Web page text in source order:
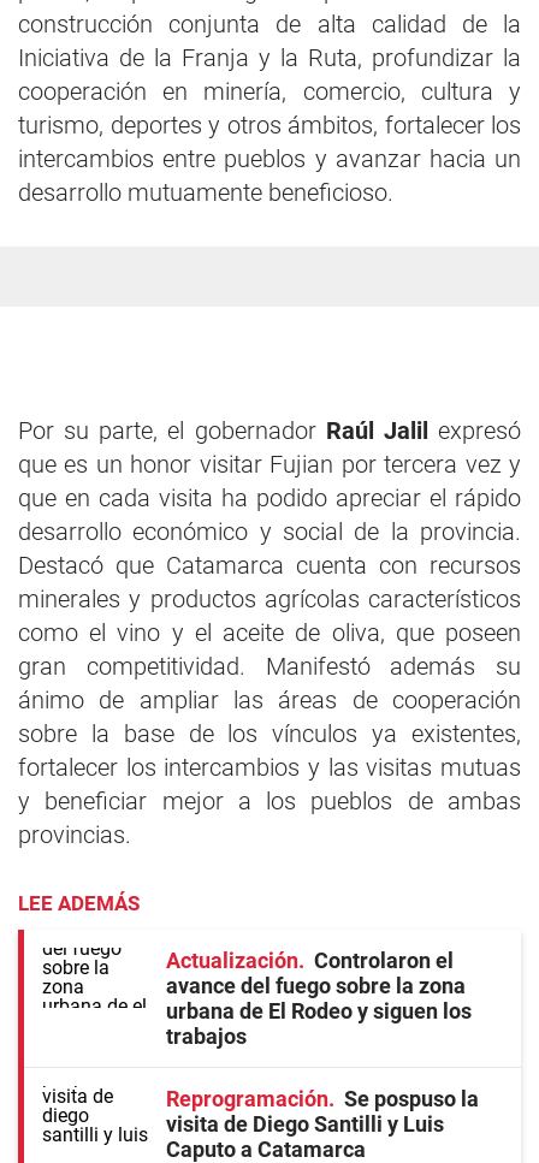
construcción conjunta de alta calidad de la
Iniciativa de la Franja y la Ruta, profundizar la
cooperación en minería, comercio, cultura y
turismo, deportes y otros ámbitos, fortalecer los
intercambios entre pueblos y avanzar hacia un
desarrollo mutuamente beneficioso.
Por su parte, el gobernador Raúl Jalil expresó
que es un honor visitar Fujian por tercera vez y
que en cada visita ha podido apreciar el rápido
desarrollo económico y social de la provincia.
Destacó que Catamarca cuenta con recursos
minerales y productos agrícolas característicos
como el vino y el aceite de oliva, que poseen
gran competitividad. Manifestó además su
ánimo de ampliar las áreas de cooperación
sobre la base de los vínculos ya existentes,
fortalecer los intercambios y las visitas mutuas
y beneficiar mejor a los pueblos de ambas
provincias.
LEE ADEMÁS
Actualización
Controlaron el
avance del fuego sobre la zona
urbana de El Rodeo y siguen los
trabajos
Reprogramación
Se pospuso la
visita de Diego Santilli y Luis
Caputo a Catamarca